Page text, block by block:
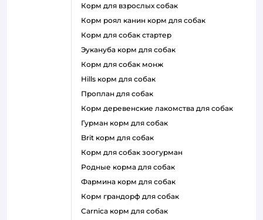
корм для взрослых собак
корм роял канин корм для собак
корм для собак стартер
эукануба корм для собак
корм для собак монж
hills корм для собак
проплан для собак
корм деревенские лакомства для собак
гурман корм для собак
brit корм для собак
корм для собак зоогурман
родные корма для собак
фармина корм для собак
корм грандорф для собак
carnica корм для собак